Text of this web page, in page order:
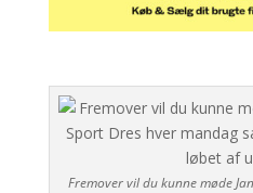
Fremover vil du kunne møde